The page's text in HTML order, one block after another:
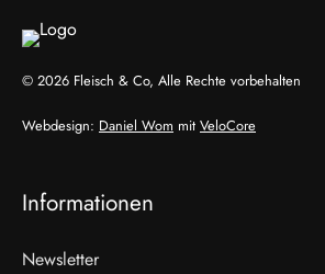
© 2026 Fleisch & Co, Alle Rechte vorbehalten
Webdesign: Daniel Wom mit VeloCore
Informationen
Newsletter